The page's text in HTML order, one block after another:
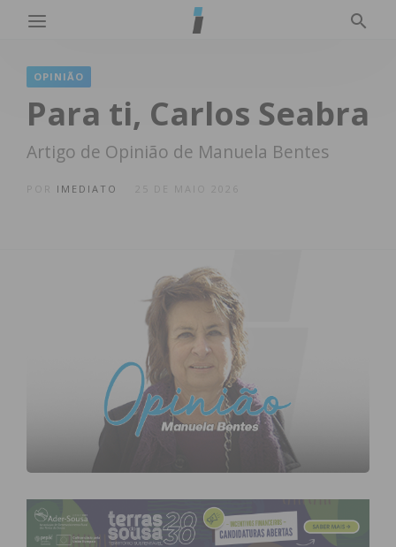
OPINIÃO
Para ti, Carlos Seabra
Artigo de Opinião de Manuela Bentes
IMEDIATO 25 DE MAIO 2026